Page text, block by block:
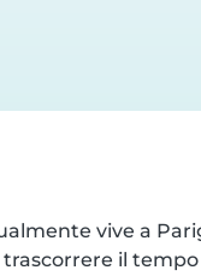
vive a
il